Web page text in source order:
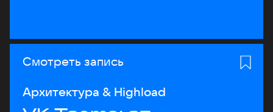
Смотреть запись
Архитектура & Highload